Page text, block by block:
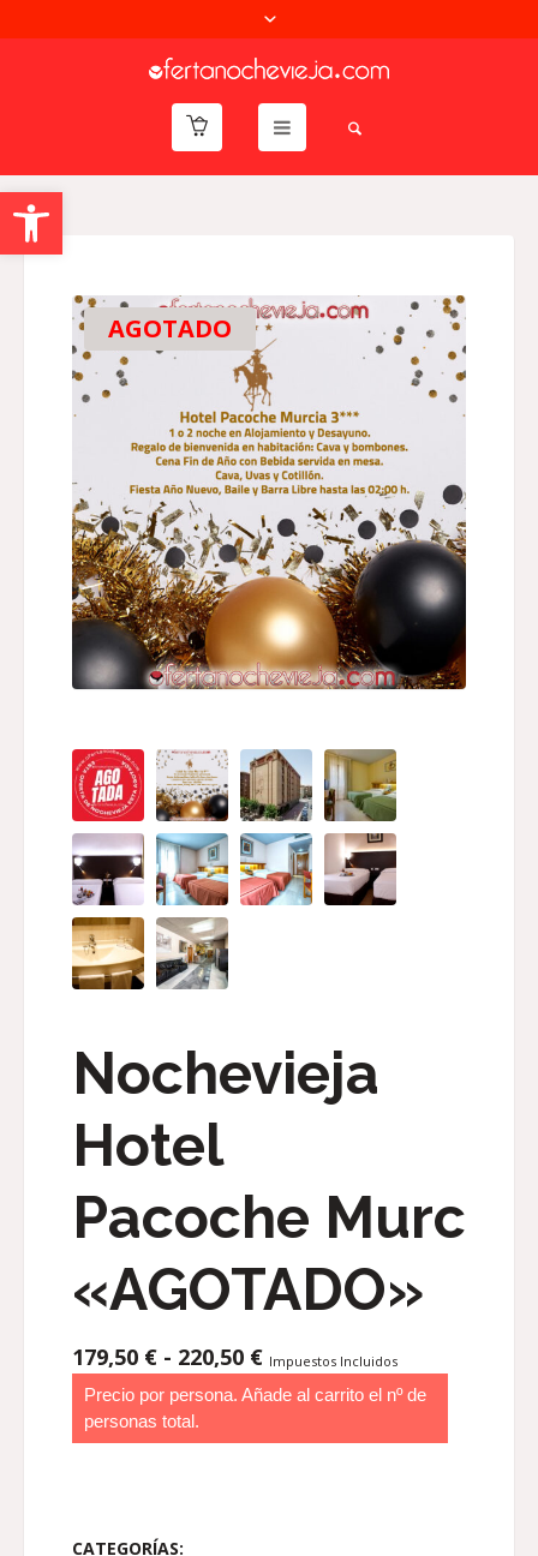
Abrir barra de herramientas
AGOTADO
Nochevieja
Hotel
Pacoche Murcia
«AGOTADO»
179,50 € - 220,50 €RANGO
DE
PRECIOS:
179,50 €
Impuestos Incluidos
Precio por persona. Añade al carrito el nº de
personas total.
CATEGORÍAS: